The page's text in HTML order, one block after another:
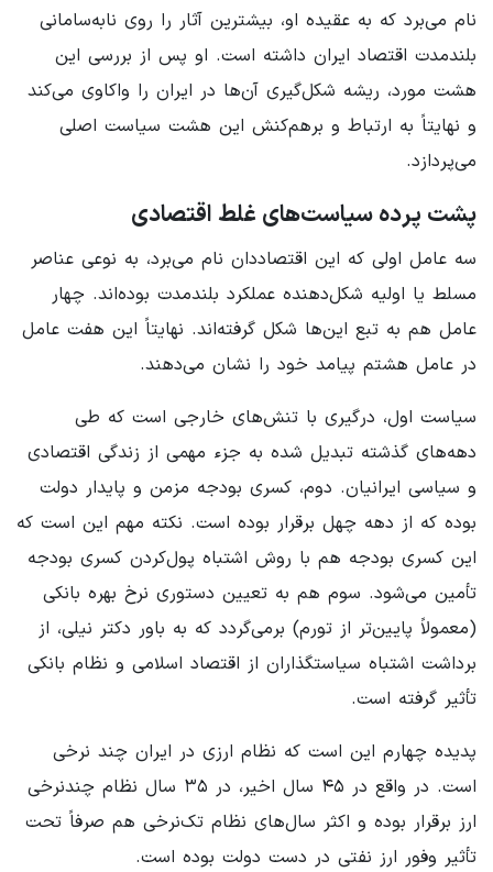
نام می‌برد که به عقیده او، بیشترین آثار را روی نابه‌سامانی
بلندمدت اقتصاد ایران داشته است. او پس از بررسی این
هشت مورد، ریشه شکل‌گیری آن‌ها در ایران را واکاوی می‌کند
و نهایتاً به ارتباط و برهم‌کنش این هشت سیاست اصلی
می‌پردازد.
پشت پرده سیاست‌های غلط اقتصادی
سه عامل اولی که این اقتصاددان نام می‌برد، به نوعی عناصر
مسلط یا اولیه شکل‌دهنده عملکرد بلندمدت بوده‌اند. چهار
عامل هم به تبع این‌ها شکل گرفته‌اند. نهایتاً این هفت عامل
در عامل هشتم پیامد خود را نشان می‌دهند.
سیاست اول، درگیری با تنش‌های خارجی است که طی
دهه‌های گذشته تبدیل شده به جزء مهمی از زندگی اقتصادی
و سیاسی ایرانیان. دوم، کسری بودجه مزمن و پایدار دولت
بوده که از دهه چهل برقرار بوده است. نکته مهم این است که
این کسری بودجه هم با روش اشتباه پول‌کردن کسری بودجه
تأمین می‌شود. سوم هم به تعیین دستوری نرخ بهره بانکی
(معمولاً پایین‌تر از تورم) برمی‌گردد که به باور دکتر نیلی، از
برداشت اشتباه سیاستگذاران از اقتصاد اسلامی و نظام بانکی
تأثیر گرفته است.
پدیده چهارم این است که نظام ارزی در ایران چند نرخی
است. در واقع در ۴۵ سال اخیر، در ۳۵ سال نظام چندنرخی
ارز برقرار بوده و اکثر سال‌های نظام تک‌نرخی هم صرفاً تحت
تأثیر وفور ارز نفتی در دست دولت بوده است.